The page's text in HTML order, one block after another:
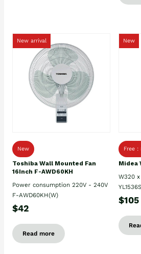
New arrival
New
Toshiba Wall Mounted Fan
16Inch F-AWD60KH
Power consumption 220V - 240V
F-AWD60KH(W)
$42
Read more
New
Free :
Midea
W320
YL1536S
$105